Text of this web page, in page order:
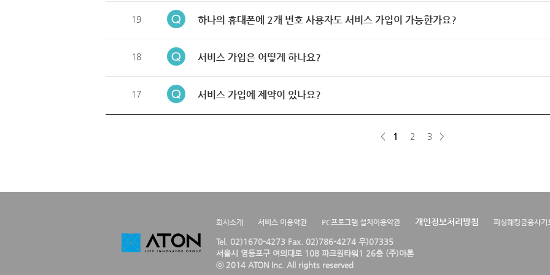
19 하나의 휴대폰에 2개 번호 사용자도 서비스 가입이 가능한가요?
18 서비스 가입은 어떻게 하나요?
17 서비스 가입에 제약이 있나요?
< 1 2 3 >
회사소개 서비스 이용약관 PC프로그램 설치이용약관 개인정보처리방침 피싱해킹금융사기
Tel. 02)1670-4273 Fax. 02)786-4274 우)07335
서울시 영등포구 여의대로 108 파크원타워1 26층 (주)아톤
ⓒ 2014 ATON Inc. All rights reserved